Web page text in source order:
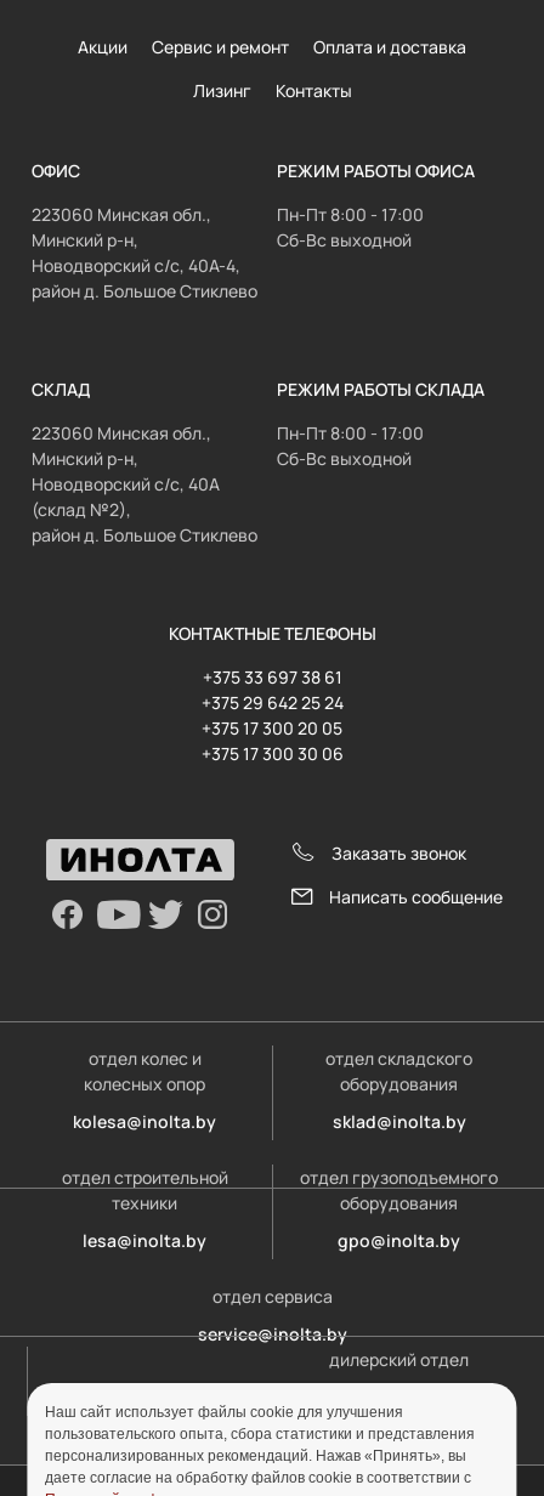
Акции Сервис и ремонт
Оплата и доставка
Лизинг
Контакты
ОФИС
223060 Минская обл.,
Минский р-н,
Новодворский с/с, 40А-4,
район д. Большое Стиклево
РЕЖИМ РАБОТЫ ОФИСА
Пн-Пт 8:00 - 17:00
Сб-Вс выходной
СКЛАД
223060 Минская обл.,
Минский р-н,
Новодворский с/с, 40А
(склад №2),
район д. Большое Стиклево
РЕЖИМ РАБОТЫ СКЛАДА
Пн-Пт 8:00 - 17:00
Сб-Вс выходной
КОНТАКТНЫЕ ТЕЛЕФОНЫ
+375 33 697 38 61
+375 29 642 25 24
+375 17 300 20 05
+375 17 300 30 06
Заказать звонок
Написать сообщение
отдел колес и
колесных опор
kolesa@inolta.by
отдел складского
оборудования
sklad@inolta.by
отдел строительной
техники
lesa@inolta.by
отдел грузоподъемного
оборудования
gpo@inolta.by
отдел сервиса
service@inolta.by
дилерский отдел
Наш сайт использует файлы cookie для улучшения
пользовательского опыта, сбора статистики и представления
персонализированных рекомендаций. Нажав «Принять», вы
даете согласие на обработку файлов cookie в соответствии с